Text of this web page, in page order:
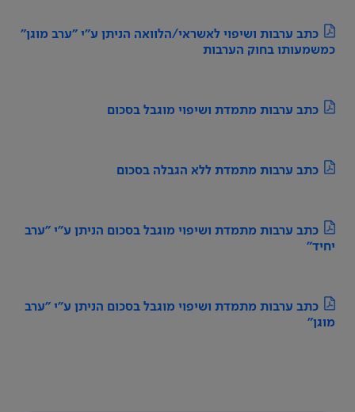
כתב ערבות ושיפוי לאשראי/הלוואה הניתן ע"י "ערב מוגן"
כמשמעותו בחוק הערבות
כתב ערבות מתמדת ושיפוי מוגבל בסכום
כתב ערבות מתמדת ללא הגבלה בסכום
כתב ערבות מתמדת ושיפוי מוגבל בסכום הניתן ע"י "ערב
יחיד"
כתב ערבות מתמדת ושיפוי מוגבל בסכום הניתן ע"י "ערב
מוגן"